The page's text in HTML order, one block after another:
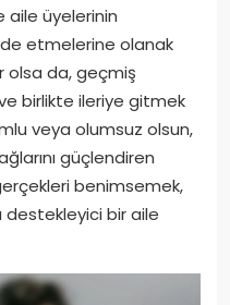
aile üyelerinin
etmelerine olanak
olsa da, geçmiş
ve birlikte ileriye gitmek
veya olumsuz olsun,
güçlendiren
benimsemek,
bir aile